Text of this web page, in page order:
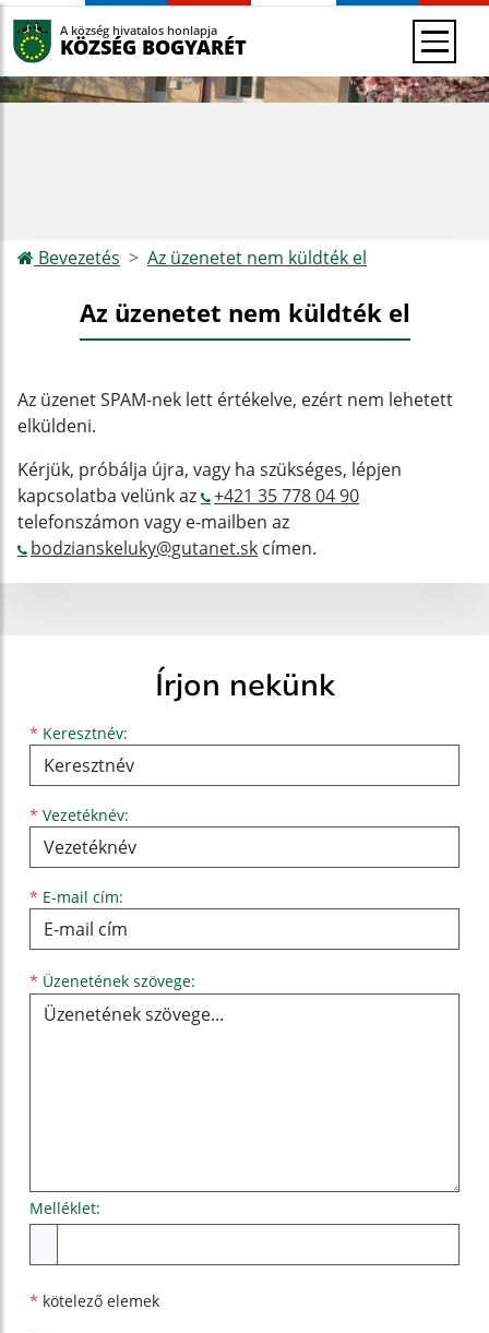
A község hivatalos honlapja
KÖZSÉG BOGYARÉT
Bevezetés Az üzenetet nem küldték el
Az üzenetet nem küldték el
Az üzenet SPAM-nek lett értékelve, ezért nem lehetett
elküldeni.
Kérjük, próbálja újra, vagy ha szükséges, lépjen
kapcsolatba velünk az
+421 35 778 04 90
telefonszámon vagy e-mailben az
bodzianskeluky@gutanet.sk címen.
Írjon nekünk
* Keresztnév:
Keresztnév
* Vezetéknév:
Vezetéknév
* E-mail cím:
E-mail cím
* Üzenetének szövege:
Melléklet:
* kötelező elemek